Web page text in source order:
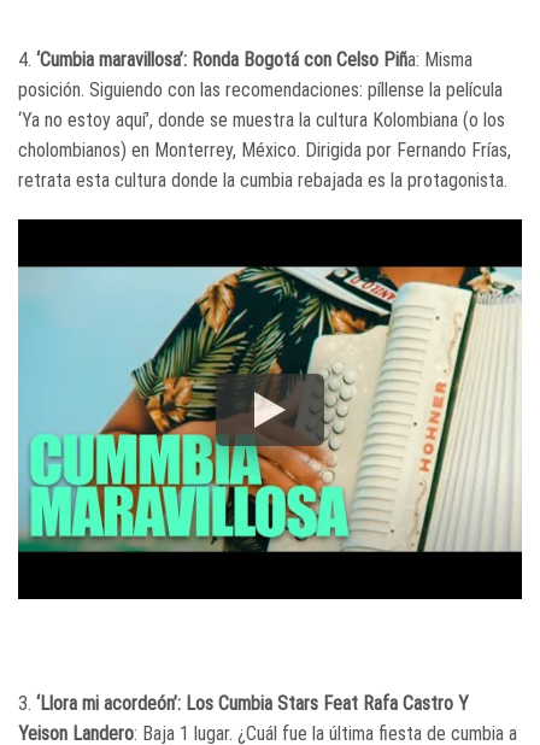
4. ‘Cumbia maravillosa’: Ronda Bogotá con Celso Piña: Misma
posición. Siguiendo con las recomendaciones: píllense la película
‘Ya no estoy aquí’, donde se muestra la cultura Kolombiana (o los
cholombianos) en Monterrey, México. Dirigida por Fernando Frías,
retrata esta cultura donde la cumbia rebajada es la protagonista.
3. ‘Llora mi acordeón’: Los Cumbia Stars Feat Rafa Castro Y
Yeison Landero: Baja 1 lugar. ¿Cuál fue la última fiesta de cumbia a